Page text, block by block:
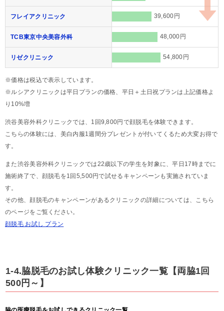
フレイアクリニック 39,600円
TCB東京中央美容外科 48,000円
リゼクリニック 54,800円
※価格は税込で表示しています。
※ルシアクリニックは平日プランの価格、平日＋土日祝プランは上記価格よ
り10%増
渋谷美容外科クリニックでは、1回9,800円で顔脱毛を体験できます。
こちらの体験には、美白内服1週間分プレゼントが付いてくるため大変お得で
す。
また渋谷美容外科クリニックでは22歳以下の学生を対象に、平日17時までに
施術終了で、顔脱毛を1回5,500円で試せるキャンペーンも実施されていま
す。
その他、顔脱毛のキャンペーンがあるクリニックの詳細については、こちら
のページをご覧ください。
顔脱毛 お試し プラン
1-4.脇脱毛のお試し体験クリニック一覧【両脇1回
500円～】